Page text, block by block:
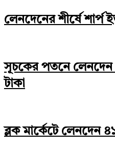
লেনদেনের শীর্ষে শার্প
সূচকের পতনে লেনদেন
টাকা
ব্লক মার্কেটে লেনদেন